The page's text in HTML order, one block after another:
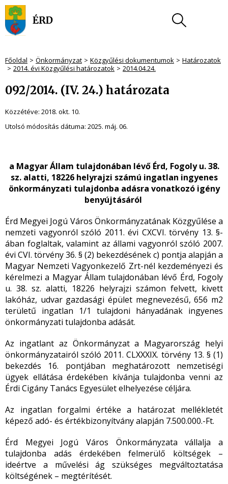
Főoldal Önkormányzat Közgyűlési dokumentumok
Határozatok
2014. évi Közgyűlési határozatok
2014.04.24.
092/2014. (IV. 24.) határozata
Közzétéve: 2018. okt. 10.
Utolsó módosítás dátuma: 2025. máj. 06.
a Magyar Állam tulajdonában lévő Érd, Fogoly u. 38.
sz. alatti, 18226 helyrajzi számú ingatlan ingyenes
önkormányzati tulajdonba adásra vonatkozó igény
benyújtásáról
Érd Megyei Jogú Város Önkormányzatának Közgyűlése a
nemzeti vagyonról szóló 2011. évi CXCVI. törvény 13. §-
ában foglaltak, valamint az állami vagyonról szóló 2007.
évi CVI. törvény 36. § (2) bekezdésének c) pontja alapján a
Magyar Nemzeti Vagyonkezelő Zrt-nél kezdeményezi és
kérelmezi a Magyar Állam tulajdonában lévő Érd, Fogoly
u. 38. sz. alatti, 18226 helyrajzi számon felvett, kivett
lakóház, udvar gazdasági épület megnevezésű, 656 m2
területű ingatlan 1/1 tulajdoni hányadának ingyenes
önkormányzati tulajdonba adását.
Az ingatlant az Önkormányzat a Magyarország helyi
önkormányzatairól szóló 2011. CLXXXIX. törvény 13. § (1)
bekezdés 16. pontjában meghatározott nemzetiségi
ügyek ellátása érdekében kívánja tulajdonba venni az
Érdi Cigány Tanács Egyesület elhelyezése céljára.
Az ingatlan forgalmi értéke a határozat mellékletét
képező adó- és értékbizonyítvány alapján 7.500.000.-Ft.
Érd Megyei Jogú Város Önkormányzata vállalja a
tulajdonba adás érdekében felmerülő költségek –
ideértve a művelési ág szükséges megváltoztatása
költségének – megtérítését.